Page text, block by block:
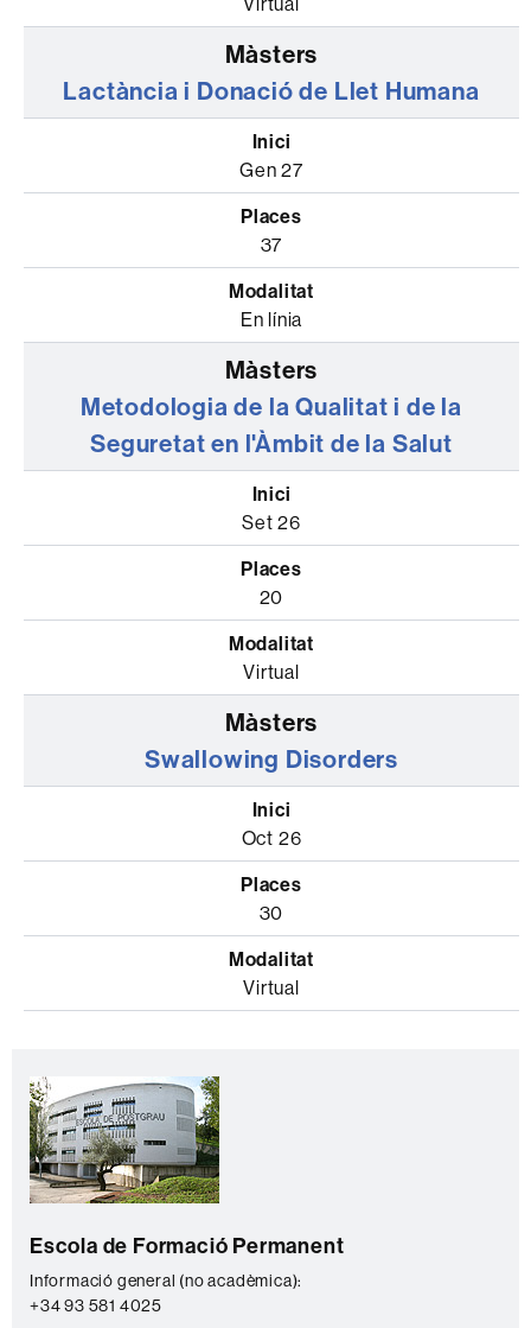
Lactància i Donació de Llet Humana
Gen 27
37
En línia
Metodologia de la Qualitat i de la
Seguretat en l'Àmbit de la Salut
Set 26
20
Virtual
Swallowing Disorders
Oct 26
30
Virtual
complementària
C
o
n
t
c
t
Escola de Formació Permanent
Informació general (no acadèmica):
+34 93 581 4025